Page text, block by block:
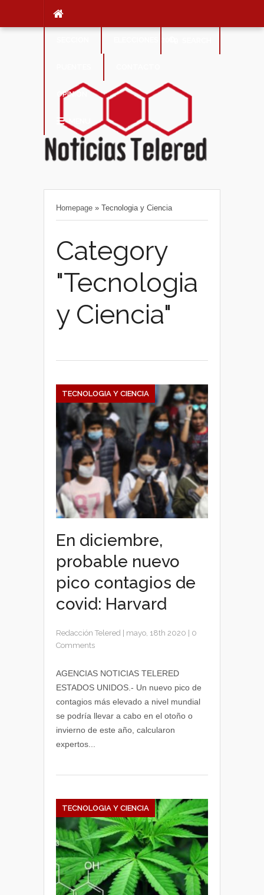
OPINION
Homepage » Tecnologia y Ciencia
Category
"Tecnologia
y Ciencia"
TECNOLOGIA Y CIENCIA
En diciembre,
probable nuevo
pico contagios de
covid: Harvard
Redacción Telered mayo, 18th 2020
0
Comments
AGENCIAS NOTICIAS TELERED
ESTADOS UNIDOS.- Un nuevo pico de
contagios más elevado a nivel mundial
se podría llevar a cabo en el otoño o
invierno de este año, calcularon
expertos...
TECNOLOGIA Y CIENCIA